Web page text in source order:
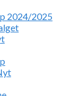
2024/2025